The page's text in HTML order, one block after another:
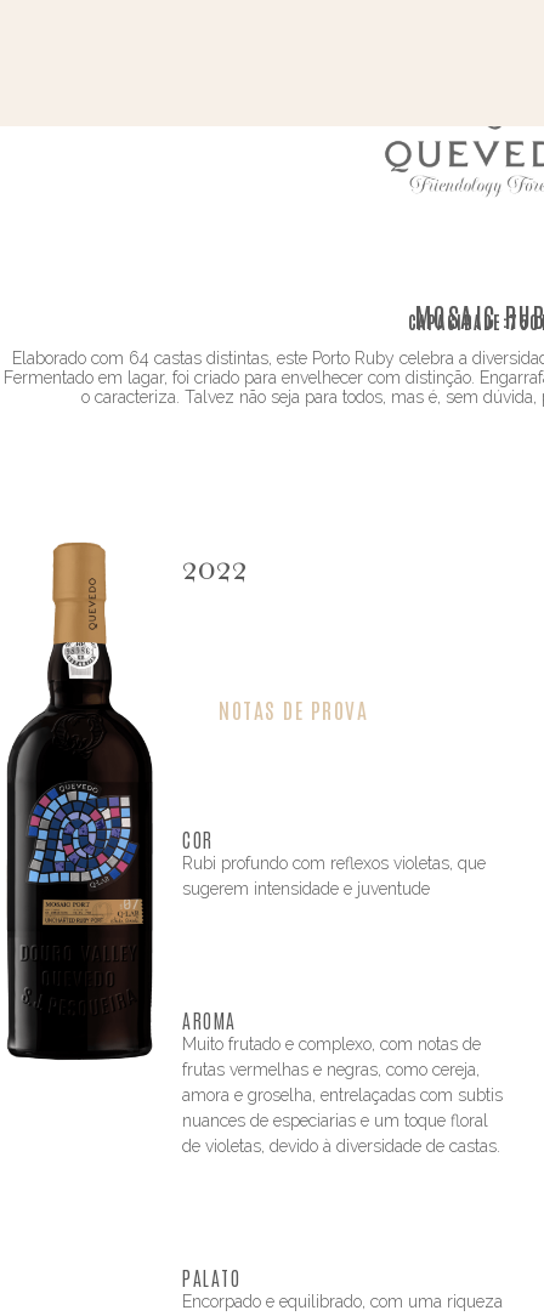
MOSAIC
CAPACIDADE:
Elaborado com 64 castas distintas, este Porto Ruby celebra a
Fermentado em lagar, foi criado para envelhecer com distinção.
o caracteriza. Talvez não seja para todos, mas é, sem
2022
NOTAS DE PROVA
COR
Rubi profundo com reflexos violetas, que
sugerem intensidade e juventude
AROMA
Muito frutado e complexo, com notas de
frutas vermelhas e negras, como cereja,
amora e groselha, entrelaçadas com subtis
nuances de especiarias e um toque floral
de violetas, devido à diversidade de castas.
PALATO
Encorpado e equilibrado, com uma riqueza